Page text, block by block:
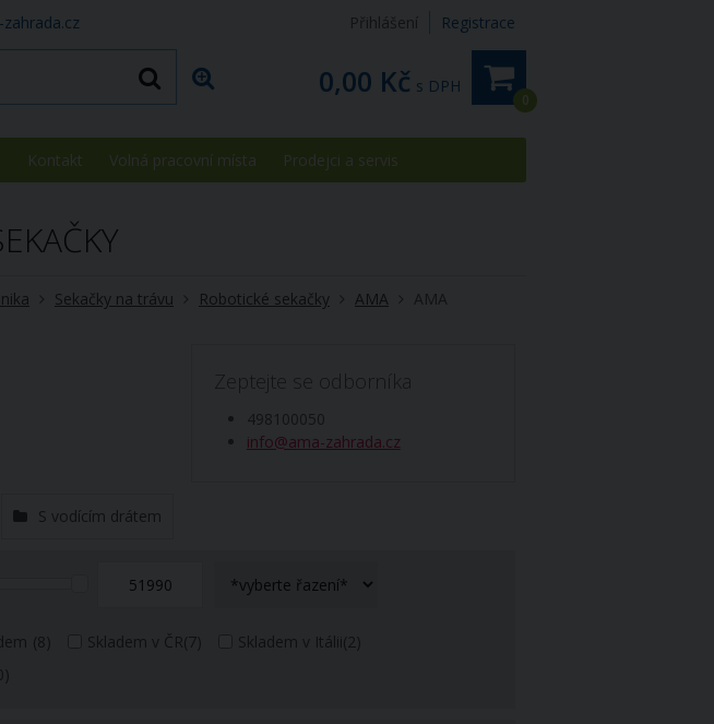
Přihlášení Registrace
0
0,00 Kč s DPH
Kontakt Volná pracovní místa Prodejci a servis
Sekačky na trávu Robotické sekačky AMA
AMA
Zeptejte se odborníka
498100050
info@ama-zahrada.cz
S vodícím drátem
(8) Skladem v ČR(7) Skladem v Itálii(2)